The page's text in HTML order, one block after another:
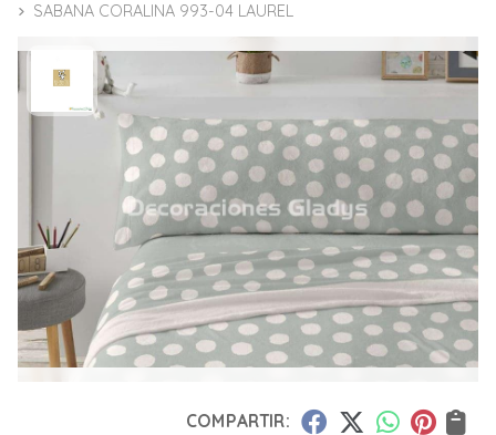
SABANA CORALINA 993-04 LAUREL
COMPARTIR: